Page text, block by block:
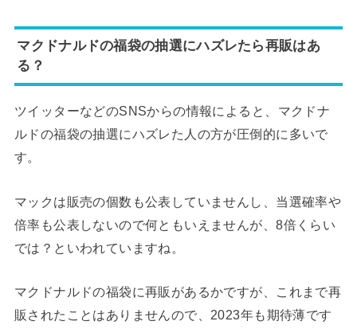
マクドナルドの福袋の抽選にハズレたら再販はあ
る？
ツイッターなどのSNSからの情報によると、マクドナ
ルドの福袋の抽選にハズレた人の方が圧倒的に多いで
す。
マックは販売の個数も公表していませんし、当選確率や
倍率も公表しないので何ともいえませんが、8倍くらい
では？といわれていますね。
マクドナルドの福袋に再販があるかですが、これまで再
販されたことはありませんので、2023年も期待薄です